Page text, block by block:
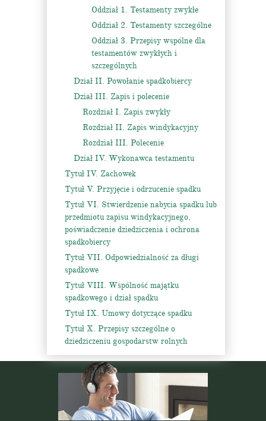
Oddział 1. Testamenty zwykłe
Oddział 2. Testamenty szczególne
Oddział 3. Przepisy wspólne dla
testamentów zwykłych i
szczególnych
Dział II. Powołanie spadkobiercy
Dział III. Zapis i polecenie
Rozdział I. Zapis zwykły
Rozdział II. Zapis windykacyjny
Rozdział III. Polecenie
Dział IV. Wykonawca testamentu
Tytuł IV. Zachowek
Tytuł V. Przyjęcie i odrzucenie spadku
Tytuł VI. Stwierdzenie nabycia spadku lub
przedmiotu zapisu windykacyjnego,
poświadczenie dziedziczenia i ochrona
spadkobiercy
Tytuł VII. Odpowiedzialność za długi
spadkowe
Tytuł VIII. Wspólność majątku
spadkowego i dział spadku
Tytuł IX. Umowy dotyczące spadku
Tytuł X. Przepisy szczególne o
dziedziczeniu gospodarstw rolnych